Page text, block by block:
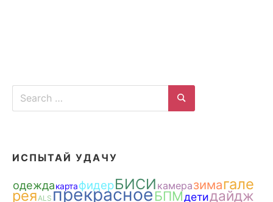
Search
Search
ИСПЫТАЙ УДАЧУ
одеждакартафидерБИСИ камеразимагале
реяALSпрекрасноеБПМдетидайдж